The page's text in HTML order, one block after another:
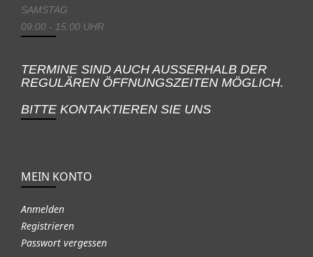
SAMSTAG
09:00 - 15:00 UHR
TERMINE SIND AUCH AUSSERHALB DER
REGULÄREN ÖFFNUNGSZEITEN MÖGLICH.
BITTE KONTAKTIEREN SIE UNS
MEIN KONTO
Anmelden
Registrieren
Passwort vergessen